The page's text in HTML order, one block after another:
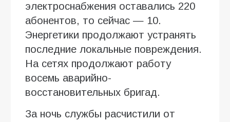
электроснабжения оставались 220
абонентов, то сейчас — 10.
Энергетики продолжают устранять
последние локальные повреждения.
На сетях продолжают работу
восемь аварийно-
восстановительных бригад.
За ночь службы расчистили от